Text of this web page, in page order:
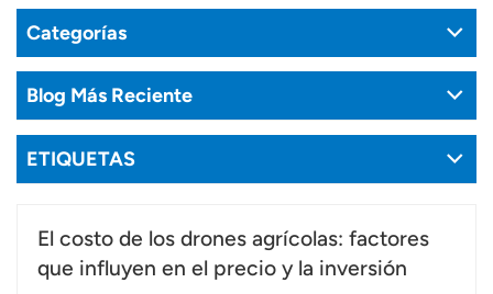
Português(Portugal)
Português(Brasil)
Türkçe
Categorías
Blog Más Reciente
ETIQUETAS
El costo de los drones agrícolas: factores
que influyen en el precio y la inversión